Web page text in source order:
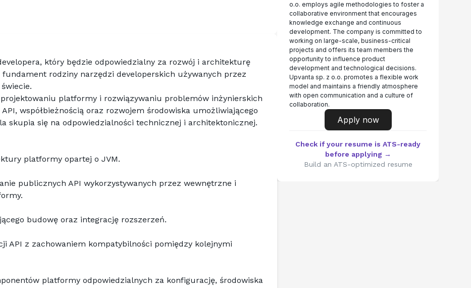
który będzie odpowiedzialny za rozwój i architekturę
rodziny narzędzi developerskich używanych przez
platformy i rozwiązywaniu problemów inżynierskich
współbieżnością oraz rozwojem środowiska umożliwiającego
skupia się na odpowiedzialności technicznej i architektonicznej.
platformy opartej o JVM.
publicznych API wykorzystywanych przez wewnętrzne i
budowę oraz integrację rozszerzeń.
API z zachowaniem kompatybilności pomiędzy kolejnymi
platformy odpowiedzialnych za konfigurację, środowiska
o.o. employs agile methodologies to foster a
collaborative environment that encourages
knowledge exchange and continuous
development. The company is committed to
working on large-scale, business-critical
projects and offers its team members the
opportunity to influence product
development and technological decisions.
Upvanta sp. z o.o. promotes a flexible work
model and maintains a friendly atmosphere
with open communication and a culture of
collaboration.
Apply now
Check if your resume is ATS-ready
before applying →
Build an ATS-optimized resume